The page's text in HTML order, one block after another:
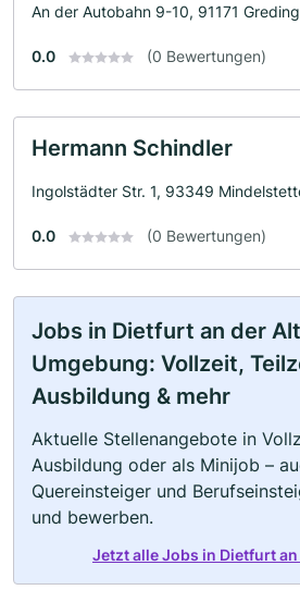
An der Autobahn 9-10, 91171 Greding
0.0 (0 Bewertungen)
Hermann Schindler
Ingolstädter Str. 1, 93349
0.0 (0 Bewertungen)
Jobs in Dietfurt an der
Umgebung: Vollzeit,
Ausbildung & mehr
Aktuelle Stellenangebote in
Ausbildung oder als Minijob –
Quereinsteiger und
und bewerben.
Jetzt alle Jobs in Dietfurt